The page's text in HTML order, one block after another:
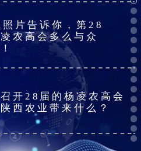
片告诉你，第28
农高会多么与众
开28届的杨凌农高会
西农业带来什么？